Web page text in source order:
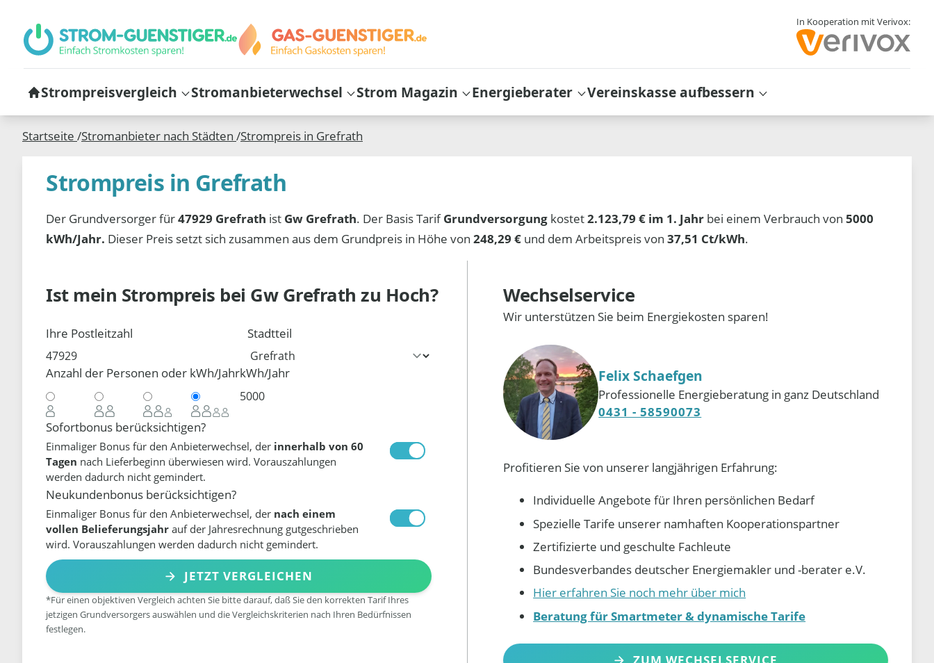
In Kooperation mit Verivox:
Strompreisvergleich Stromanbieterwechsel Strom Magazin Energieberater Vereinskasse aufbessern
Startseite /Stromanbieter nach Städten /Strompreis in Grefrath
Strompreis in Grefrath
Der Grundversorger für47929 Grefrath ist Gw Grefrath. Der Basis TarifGrundversorgung kostet2.123,79 € im 1. Jahr bei einem Verbrauch von5000
kWh/Jahr. Dieser Preis setzt sich zusammen aus dem Grundpreis in Höhe von248,29 € und dem Arbeitspreis von37,51 Ct/kWh.
Ist mein Strompreis bei Gw Grefrathzu Hoch?
Ihre Postleitzahl Stadtteil
Anzahl der Personen oder kWh/JahrkWh/Jahr
Sofortbonus berücksichtigen?
Einmaliger Bonus für den Anbieterwechsel, der innerhalb von 60
Tagen nach Lieferbeginn überwiesen wird. Vorauszahlungen
werden dadurch nicht gemindert.
Neukundenbonus berücksichtigen?
Einmaliger Bonus für den Anbieterwechsel, der nach einem
vollen Belieferungsjahr auf der Jahresrechnung gutgeschrieben
wird. Vorauszahlungen werden dadurch nicht gemindert.
JETZT VERGLEICHEN
*Für einen objektiven Vergleich achten Sie bitte darauf, daß Sie den korrekten Tarif Ihres
jetzigen Grundversorgers auswählen und die Vergleichskriterien nach Ihren Bedürfnissen
festlegen.
Wechselservice
Wir unterstützen Sie beim Energiekosten sparen!
Felix Schaefgen
Professionelle Energieberatung in ganz Deutschland
0431 - 58590073
Profitieren Sie von unserer langjährigen Erfahrung:
Individuelle Angebote für Ihren persönlichen Bedarf
Spezielle Tarife unserer namhaften Kooperationspartner
Zertifizierte und geschulte Fachleute
Bundesverbandes deutscher Energiemakler und -berater e.V.
Hier erfahren Sie noch mehr über mich
Beratung für Smartmeter & dynamische Tarife